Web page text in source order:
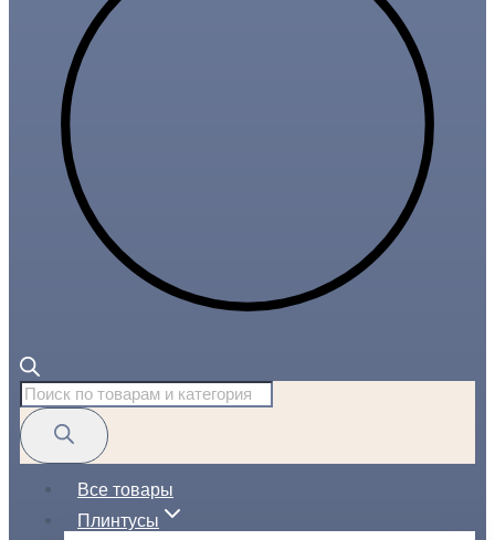
Поиск
товаров
Все товары
Плинтусы